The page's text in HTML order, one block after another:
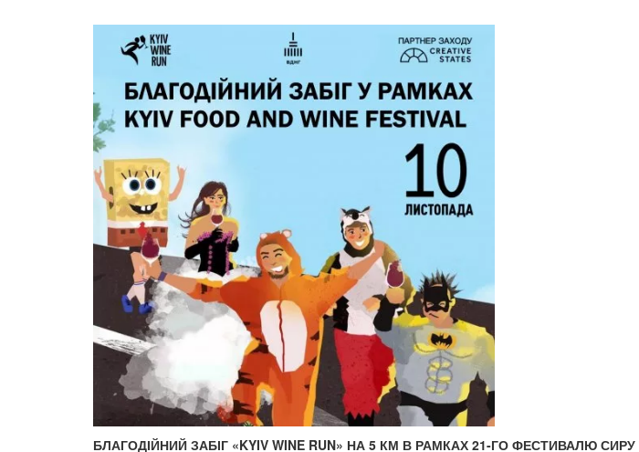
БЛАГОДІЙНИЙ ЗАБІГ «KYIV WINE RUN» НА 5 КМ В РАМКАХ 21-ГО ФЕСТИВАЛЮ СИРУ